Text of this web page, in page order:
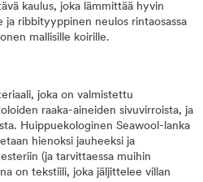
kaulus, joka lämmittää hyvin
ja ribbityyppinen neulos rintaosassa
mallisille koirille.
joka on valmistettu
raaka-aineiden sivuvirroista, ja
Huippuekologinen Seawool-lanka
hienoksi jauheeksi ja
(ja tarvittaessa muihin
on tekstiili, joka jäljittelee villan